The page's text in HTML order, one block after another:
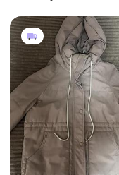
250 грн
Курточка осіння